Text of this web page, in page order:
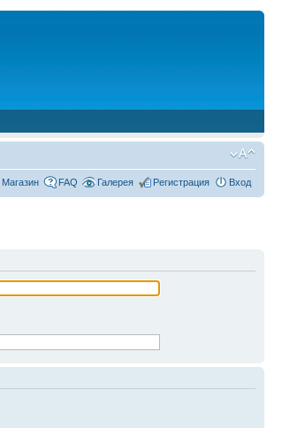
Магазин FAQ Галерея Регистрация Вход